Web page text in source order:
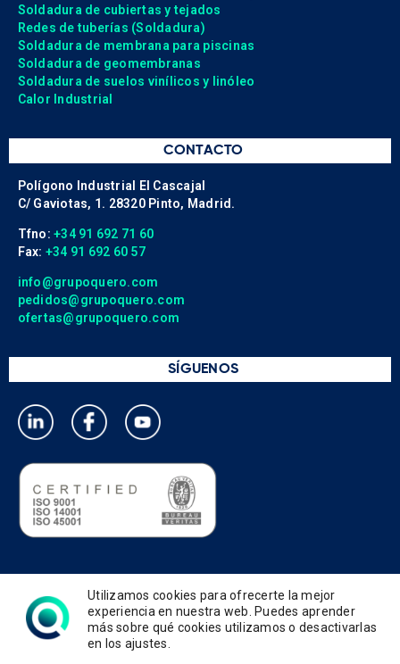
Soldadura de cubiertas y tejados
Redes de tuberías (Soldadura)
Soldadura de membrana para piscinas
Soldadura de geomembranas
Soldadura de suelos vinílicos y linóleo
Calor Industrial
CONTACTO
Polígono Industrial El Cascajal
C/ Gaviotas, 1. 28320 Pinto, Madrid.
Tfno: +34 91 692 71 60
Fax: +34 91 692 60 57
info@grupoquero.com
pedidos@grupoquero.com
ofertas@grupoquero.com
SÍGUENOS
Política de privacidad
Política de cookies
Política de gestión integrada
Términos de uso y condiciones
Utilizamos cookies para ofrecerte la mejor
experiencia en nuestra web. Puedes aprender
más sobre qué cookies utilizamos o desactivarlas
en los ajustes.